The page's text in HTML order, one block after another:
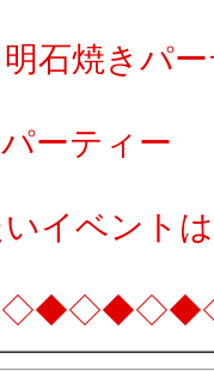
石焼きパー
ーティー
イベントは